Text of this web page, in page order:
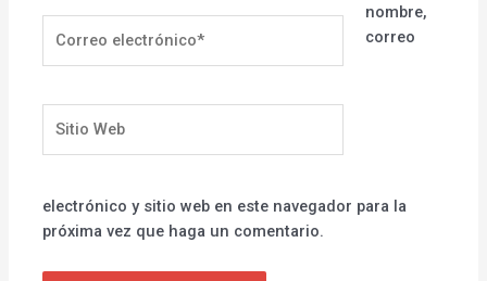
electrónico*
Web
nombre,
correo
electrónico y sitio web en este navegador para la
próxima vez que haga un comentario.